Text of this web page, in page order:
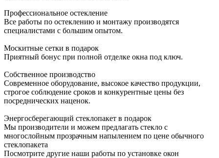
Профессиональное остекление
Все работы по остеклению и монтажу производятся
специалистами с большим опытом.
Москитные сетки в подарок
Приятный бонус при полной отделке окна под ключ.
Собственное производство
Современное оборудование, высокое качество продукции,
строгое соблюдение сроков и конкурентные цены без
посреднических наценок.
Энергосберегающий стеклопакет в подарок
Мы производители и можем предлагать стекло с
многослойным прозрачным напылением по цене обычного
стеклопакета
Посмотрите другие наши работы по установке окон